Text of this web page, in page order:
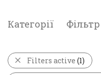
Категорії Фільтр
Filters active (1)